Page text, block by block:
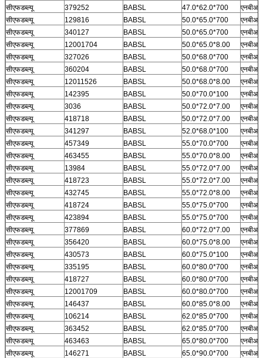
सीएफडब्ल्यू
379252 BABSL 47.0*62.0*700
एनबीआर
सीएफडब्ल्यू
129816 BABSL 50.0*65.0*700
एनबीआर
सीएफडब्ल्यू
340127 BABSL 50.0*65.0*700
एनबीआर
सीएफडब्ल्यू
12001704 BABSL 50.0*65.0*8.00
एनबीआर
सीएफडब्ल्यू
327026 BABSL 50.0*68.0*700
एनबीआर
सीएफडब्ल्यू
360204 BABSL 50.0*68.0*700
एनबीआर
सीएफडब्ल्यू
12011526 BABSL 50.0*68.0*8.00
एनबीआर
सीएफडब्ल्यू
142395 BABSL 50.0*70.0*100
एनबीआर
सीएफडब्ल्यू
3036 BABSL 50.0*72.0*7.00
एनबीआर
सीएफडब्ल्यू
418718 BABSL 50.0*72.0*7.00
एनबीआर
सीएफडब्ल्यू
341297 BABSL 52.0*68.0*100
एनबीआर
सीएफडब्ल्यू
457349 BABSL 55.0*70.0*700
एनबीआर
सीएफडब्ल्यू
463455 BABSL 55.0*70.0*8.00
एनबीआर
सीएफडब्ल्यू
13984 BABSL 55.0*72.0*7.00
एनबीआर
सीएफडब्ल्यू
418723 BABSL 55.0*72.0*7.00
एनबीआर
सीएफडब्ल्यू
432745 BABSL 55.0*72.0*8.00
एनबीआर
सीएफडब्ल्यू
418724 BABSL 55.0*75.0*700
एनबीआर
सीएफडब्ल्यू
423894 BABSL 55.0*75.0*700
एनबीआर
सीएफडब्ल्यू
377869 BABSL 60.0*72.0*7.00
एनबीआर
सीएफडब्ल्यू
356420 BABSL 60.0*75.0*8.00
एनबीआर
सीएफडब्ल्यू
430573 BABSL 60.0*75.0*100
एनबीआर
सीएफडब्ल्यू
335195 BABSL 60.0*80.0*700
एनबीआर
सीएफडब्ल्यू
418727 BABSL 60.0*80.0*700
एनबीआर
सीएफडब्ल्यू
12001709 BABSL 60.0*80.0*700
एनबीआर
सीएफडब्ल्यू
146437 BABSL 60.0*85.0*8.00
एनबीआर
सीएफडब्ल्यू
106214 BABSL 62.0*85.0*700
एनबीआर
सीएफडब्ल्यू
363452 BABSL 62.0*85.0*700
एनबीआर
सीएफडब्ल्यू
463463 BABSL 65.0*80.0*700
एनबीआर
सीएफडब्ल्यू
146271 BABSL 65.0*90.0*700
एनबीआर